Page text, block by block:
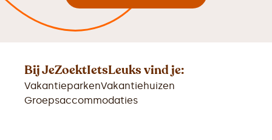
Bij JeZoektIetsLeuks vind je:
VakantieparkenVakantiehuizen
Groepsaccommodaties